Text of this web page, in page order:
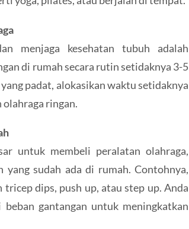
menjaga kesehatan tubuh adalah
di rumah secara rutin setidaknya 3-5
padat, alokasikan waktu setidaknya
ringan.
untuk membeli peralatan olahraga,
yang sudah ada di rumah. Contohnya,
dips, push up, atau step up. Anda
gantangan untuk meningkatkan